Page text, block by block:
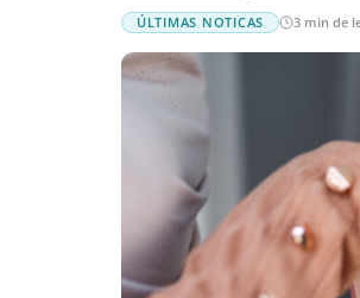
ÚLTIMAS NOTICAS 3 min de